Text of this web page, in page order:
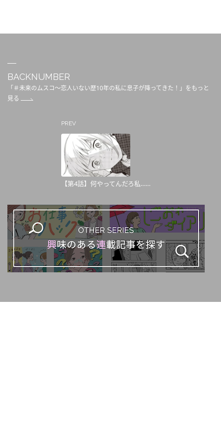
BACKNUMBER
「＃未来のムスコ～恋人いない歴10年の私に息子が降ってきた！」をもっと
見る
PREV
【第4話】何やってんだろ私……